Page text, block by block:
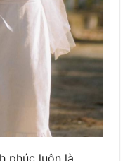
phúc luôn là